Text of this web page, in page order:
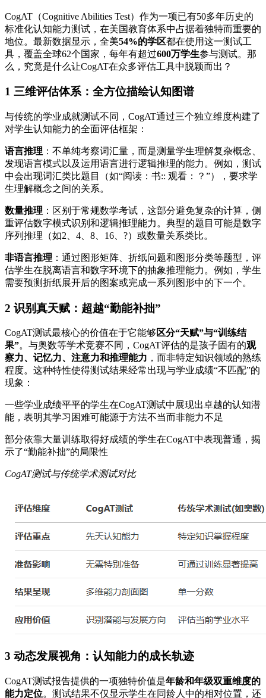
CogAT（Cognitive Abilities Test）作为一项已有50多年历史的
标准化认知能力测试，在美国教育体系中占据着独特而重要的
地位。最新数据显示，全美54%的学区都在使用这一测试工
具，覆盖全球62个国家，每年有超过600万学生参与测试。那
么，究竟是什么让CogAT在众多评估工具中脱颖而出？
1 三维评估体系：全方位描绘认知图谱
与传统的学业成就测试不同，CogAT通过三个独立维度构建了
对学生认知能力的全面评估框架：
语言推理 ：不单纯考察词汇量，而是测量学生理解复杂概念、
发现语言模式以及运用语言进行逻辑推理的能力。例如，测试
中会出现词汇类比题目（如“阅读：书:: 观看：？”），要求学
生理解概念之间的关系。
数量推理 ：区别于常规数学考试，这部分避免复杂的计算，侧
重评估数字模式识别和逻辑推理能力。典型的题目可能是数字
序列推理（如2、4、8、16、?）或数量关系类比。
非语言推理 ：通过图形矩阵、折纸问题和图形分类等题型，评
估学生在脱离语言和数字环境下的抽象推理能力。例如，学生
需要预测折纸展开后的图案或完成一系列图形中的下一个。
2 识别真天赋：超越“勤能补拙”
CogAT测试最核心的价值在于它能够区分“天赋”与“训练结
果”。与奥数等学术竞赛不同，CogAT评估的是孩子固有的观
察力、记忆力、注意力和推理能力 ，而非特定知识领域的熟练
程度。这种特性使得测试结果经常出现与学业成绩“不匹配”的
现象：
一些学业成绩平平的学生在CogAT测试中展现出卓越的认知潜
能，表明其学习困难可能源于方法不当而非能力不足
部分依靠大量训练取得好成绩的学生在CogAT中表现普通，揭
示了“勤能补拙”的局限性
CogAT测试与传统学术测试对比
3 动态发展视角：认知能力的成长轨迹
CogAT测试报告提供的一项独特价值是年龄和年级双重维度的
能力定位。测试结果不仅显示学生在同龄人中的相对位置，还